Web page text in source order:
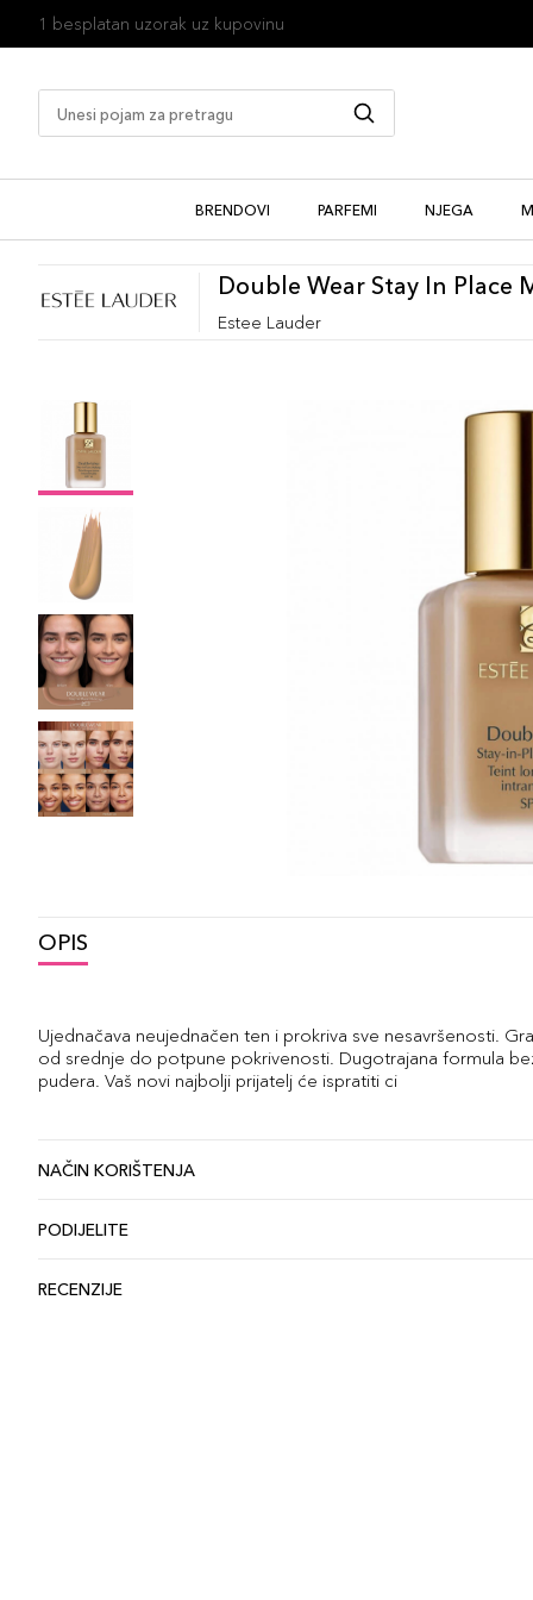
1 besplatan uzorak uz kupovinu
BRENDOVI PARFEMI NJEGA
Double Wear Stay In Place
Estee Lauder
OPIS
Ujednačava neujednačen ten i prokriva sve nesavršenosti.
od srednje do potpune pokrivenosti. Dugotrajana formula
pudera. Vaš novi najbolji prijatelj će ispratiti ci
NAČIN KORIŠTENJA
PODIJELITE
RECENZIJE